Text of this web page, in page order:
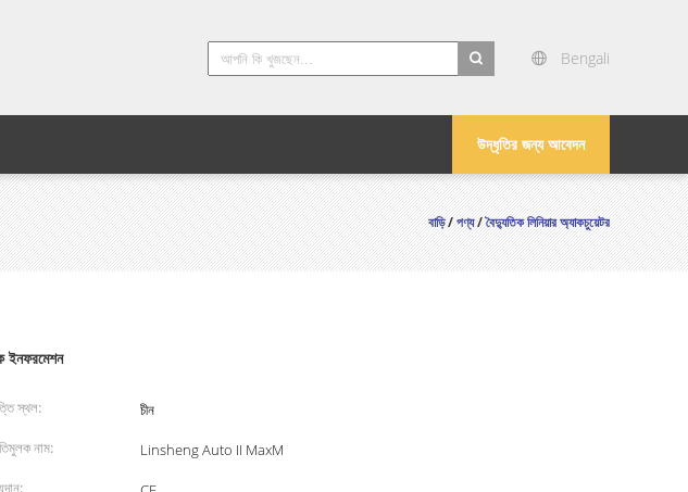
Bengali
উদ্ধৃতির জন্য আবেদন
বাড়ি/পণ্য/বৈদ্যুতিক লিনিয়ার অ্যাকচুয়েটর
ইনফরমেশন
স্থল:
চীন
নাম:
Linsheng Auto II MaxM